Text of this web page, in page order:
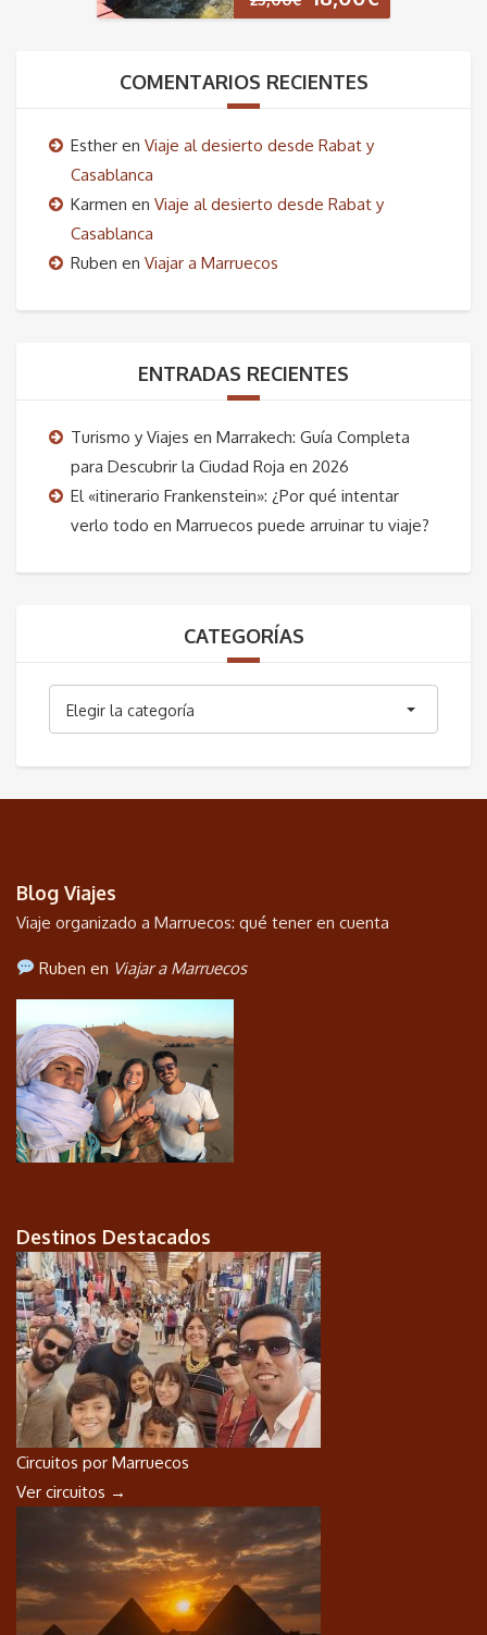
original
COMENTARIOS RECIENTES
Esther en Viaje al desierto desde Rabat y
Casablanca
Karmen en Viaje al desierto desde Rabat y
Casablanca
Ruben en Viajar a Marruecos
ENTRADAS RECIENTES
Turismo y Viajes en Marrakech: Guía Completa
para Descubrir la Ciudad Roja en 2026
El «itinerario Frankenstein»: ¿Por qué intentar
verlo todo en Marruecos puede arruinar tu viaje?
CATEGORÍAS
Elegir la categoría
Blog Viajes
Viaje organizado a Marruecos: qué tener en cuenta
Ruben en Viajar a Marruecos
Destinos Destacados
Circuitos por Marruecos
Ver circuitos →